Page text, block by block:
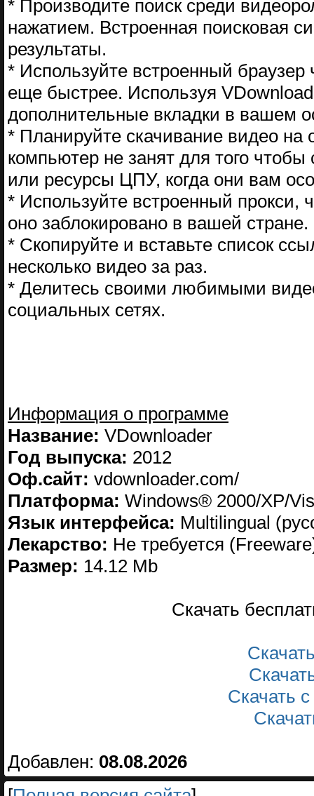
* Производите поиск среди
нажатием. Встроенная поисковая
результаты.
* Используйте встроенный
еще быстрее. Используя
дополнительные вкладки в вашем
* Планируйте скачивание видео на
компьютер не занят для того
или ресурсы ЦПУ, когда они вам
* Используйте встроенный прокси,
оно заблокировано в вашей стране.
* Скопируйте и вставьте список
несколько видео за раз.
* Делитесь своими любимыми
социальных сетях.
Информация о программе
Название: VDownloader
Год выпуска: 2012
Оф.сайт: vdownloader.com/
Платформа: Windows® 2000/XP/
Язык интерфейса: Multilingual
Лекарство: Не требуется
Размер: 14.12 Mb
Скачать
Скачать с
Добавлен: 08.08.2026